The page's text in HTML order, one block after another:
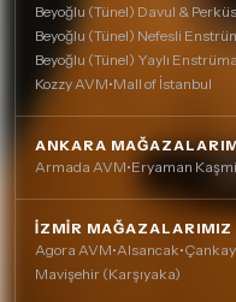
Beyoğlu (Tünel) Davul &
Beyoğlu (Tünel) Nefesli
Beyoğlu (Tünel) Yaylı
Kozzy AVM•Mall of İstanbul
ANKARA
Armada AVM•Eryaman
İZMIR MAĞAZALARIMIZ
Agora AVM•Alsancak•
Mavişehir (Karşıyaka)